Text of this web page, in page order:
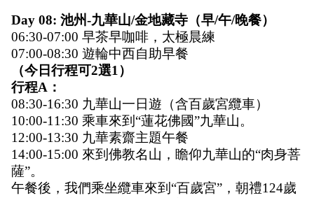
Day 08: 池州-九華山/金地藏寺（早/午/晚餐）
06:30-07:00 早茶早咖啡，太極晨練
07:00-08:30 遊輪中西自助早餐
（今日行程可2選1）
行程A：
08:30-16:30 九華山一日遊（含百歲宮纜車）
10:00-11:30 乘車來到“蓮花佛國”九華山。
12:00-13:30 九華素齋主題午餐
14:00-15:00 來到佛教名山，瞻仰九華山的“肉身菩
薩”。
午餐後，我們乘坐纜車來到“百歲宮”，朝禮124歲